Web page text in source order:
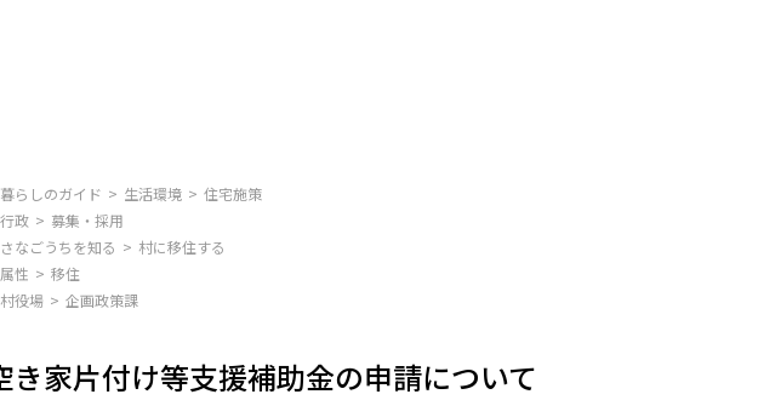
暮らしのガイド 生活環境
住宅施策
行政
募集・採用
さなごうちを知る
村に移住する
属性
移住
役場 企画政策課
き家片付け等支援補助金の申請について